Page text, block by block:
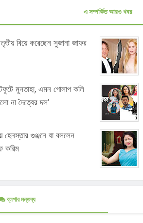
এ সম্পর্কিত আরও খবর
তৃতীয় বিয়ে করেছেন সুজানা জাফর
মুনতাহা, এমন গোলাপ কলি
না দৈত্যের দল’
হেনস্তার গুঞ্জনে যা বললেন
করিম
ব্লগার মন্তব্য